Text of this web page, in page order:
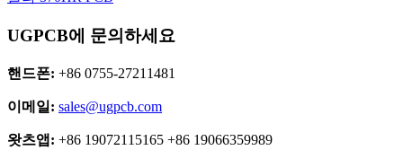
UGPCB에 문의하세요
핸드폰: +86 0755-27211481
이메일: sales@ugpcb.com
왓츠앱: +86 19072115165 +86 19066359989